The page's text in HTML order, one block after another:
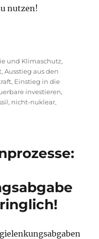
nutzen!
Energien
und Klimaschutz,
,Ausstieg aus den
, Einstieg in die
investieren,
, nicht-nuklear,